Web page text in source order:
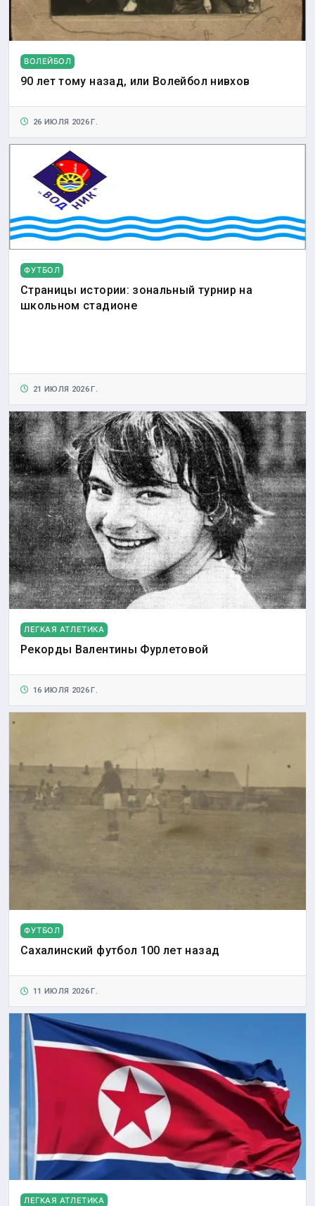
ВОЛЕЙБОЛ
90 лет тому назад, или Волейбол нивхов
26 ИЮЛЯ 2026 Г.
ФУТБОЛ
Страницы истории: зональный турнир на
школьном стадионе
21 ИЮЛЯ 2026 Г.
ЛЕГКАЯ АТЛЕТИКА
Рекорды Валентины Фурлетовой
16 ИЮЛЯ 2026 Г.
ФУТБОЛ
Сахалинский футбол 100 лет назад
11 ИЮЛЯ 2026 Г.
ЛЕГКАЯ АТЛЕТИКА